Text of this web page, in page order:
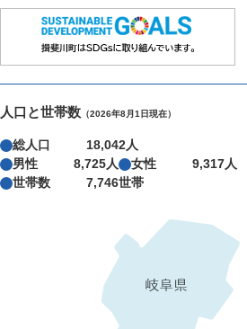
人口と世帯数 （2026年8月1日現在）
総人口
18,042人
男性
8,725人 女性
9,317人
世帯数
7,746世帯